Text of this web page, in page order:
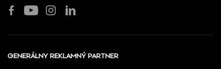
GENERÁLNY REKLAMNÝ PARTNER